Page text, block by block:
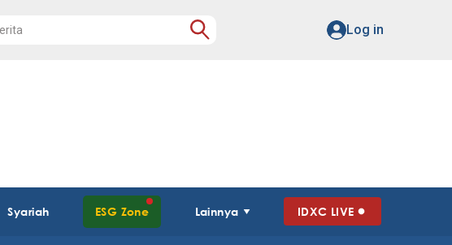
Log in
Syariah ESG Zone Lainnya IDXC LIVE